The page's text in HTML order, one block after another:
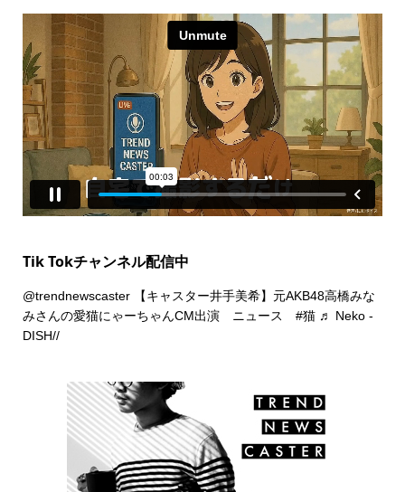
Tik Tokチャンネル配信中
@trendnewscaster【キャスター井手美希】元AKB48高橋みな
みさんの愛猫にゃーちゃんCM出演 ニュース #猫 ♬ Neko -
DISH//